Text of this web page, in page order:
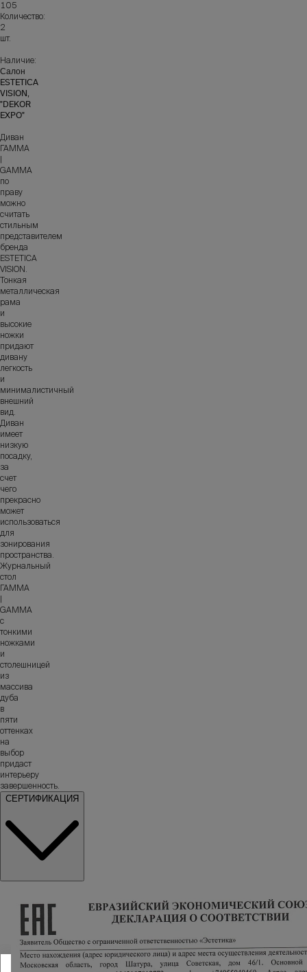
105
Количество:
2
шт.
Наличие:
Салон
ESTETICA
VISION,
"DEKOR
EXPO"
Диван
ГАММА
GAMMA
по
праву
можно
считать
стильным
представителем
бренда
ЕSТЕТIСА
VISION.
Тонкая
металлическая
рама
и
высокие
ножки
придают
дивану
легкость
и
минималистичный
внешний
вид.
Диван
имеет
низкую
посадку,
за
счет
чего
прекрасно
может
использоваться
для
зонирования
пространства.
Журнальный
стол
ГАММА
GAMMA
с
тонкими
ножками
и
столешницей
из
массива
дуба
в
пяти
оттенках
на
выбор
придаст
интерьеру
завершенность.
СЕРТИФИКАЦИЯ